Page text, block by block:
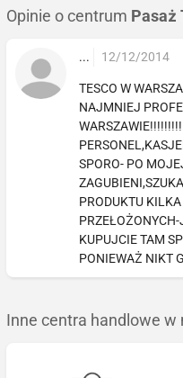
Opinie o centrum Pasaż
... 12/12/2014
TESCO W
NAJMNIEJ
SPORO- PO
PRODUKTU
KUPUJCIE TAM
PONIEWAŻ NIKT
Inne centra handlowe w